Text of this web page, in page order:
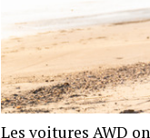
Les voitures AWD